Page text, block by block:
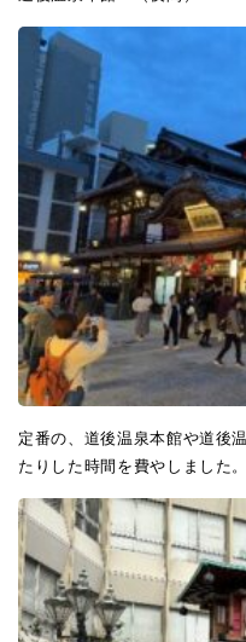
定番の、道後温泉本館や道後
たりした時間を費やしました。